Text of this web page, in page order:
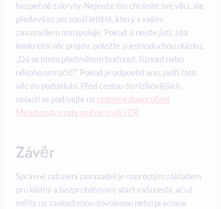
bezpečně zakryty. Nejenže tím chráníte své věci, ale
především personál letiště, který s vaším
zavazadlem manipuluje. Pokud si nejste jisti, zda
konkrétní věc projde, položte si jednoduchou otázku:
„Dá se tímto předmětem bodnout, říznout nebo
někoho omráčit?“ Pokud je odpověď ano, patří tato
věc do podpalubí. Před cestou do rizikovějších
oblastí se podívejte na cestovní doporučení
Ministerstva zahraničních věcí ČR.
Závěr
Správné zabalení zavazadel je naprostým základem
pro klidný a bezproblémový start vaší cesty, ať už
míříte na zaslouženou dovolenou nebo pracovní